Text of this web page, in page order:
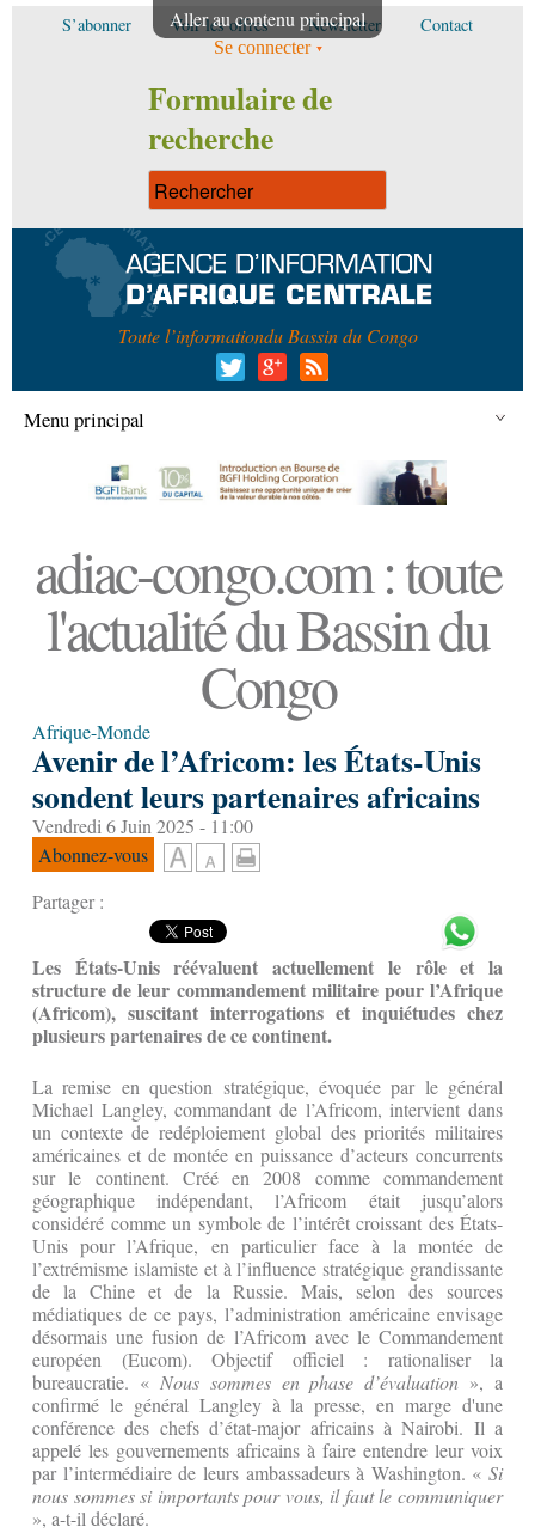
Aller au contenu principal
S’abonner Voir les offres Newsletter Contact
Se connecter
Formulaire de
recherche
Toute l’informationdu Bassin du Congo
Menu principal
adiac-congo.com : toute
l'actualité du Bassin du
Congo
Afrique-Monde
Avenir de l’Africom: les États-Unis
sondent leurs partenaires africains
Vendredi 6 Juin 2025 - 11:00
Abonnez-vous
Partager :
Les États-Unis réévaluent actuellement le rôle et la
structure de leur commandement militaire pour l’Afrique
(Africom), suscitant interrogations et inquiétudes chez
plusieurs partenaires de ce continent.
La remise en question stratégique, évoquée par le général
Michael Langley, commandant de l’Africom, intervient dans
un contexte de redéploiement global des priorités militaires
américaines et de montée en puissance d’acteurs concurrents
sur le continent. Créé en 2008 comme commandement
géographique indépendant, l’Africom était jusqu’alors
considéré comme un symbole de l’intérêt croissant des États-
Unis pour l’Afrique, en particulier face à la montée de
l’extrémisme islamiste et à l’influence stratégique grandissante
de la Chine et de la Russie. Mais, selon des sources
médiatiques de ce pays, l’administration américaine envisage
désormais une fusion de l’Africom avec le Commandement
européen (Eucom). Objectif officiel : rationaliser la
bureaucratie. « Nous sommes en phase d’évaluation », a
confirmé le général Langley à la presse, en marge d'une
conférence des chefs d’état-major africains à Nairobi. Il a
appelé les gouvernements africains à faire entendre leur voix
par l’intermédiaire de leurs ambassadeurs à Washington. « Si
nous sommes si importants pour vous, il faut le communiquer
», a-t-il déclaré.